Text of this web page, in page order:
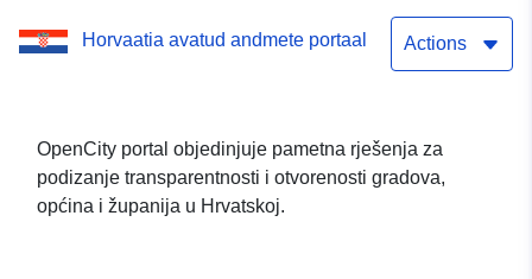
Horvaatia avatud andmete portaal Actions
OpenCity portal objedinjuje pametna rješenja za
podizanje transparentnosti i otvorenosti gradova,
općina i županija u Hrvatskoj.